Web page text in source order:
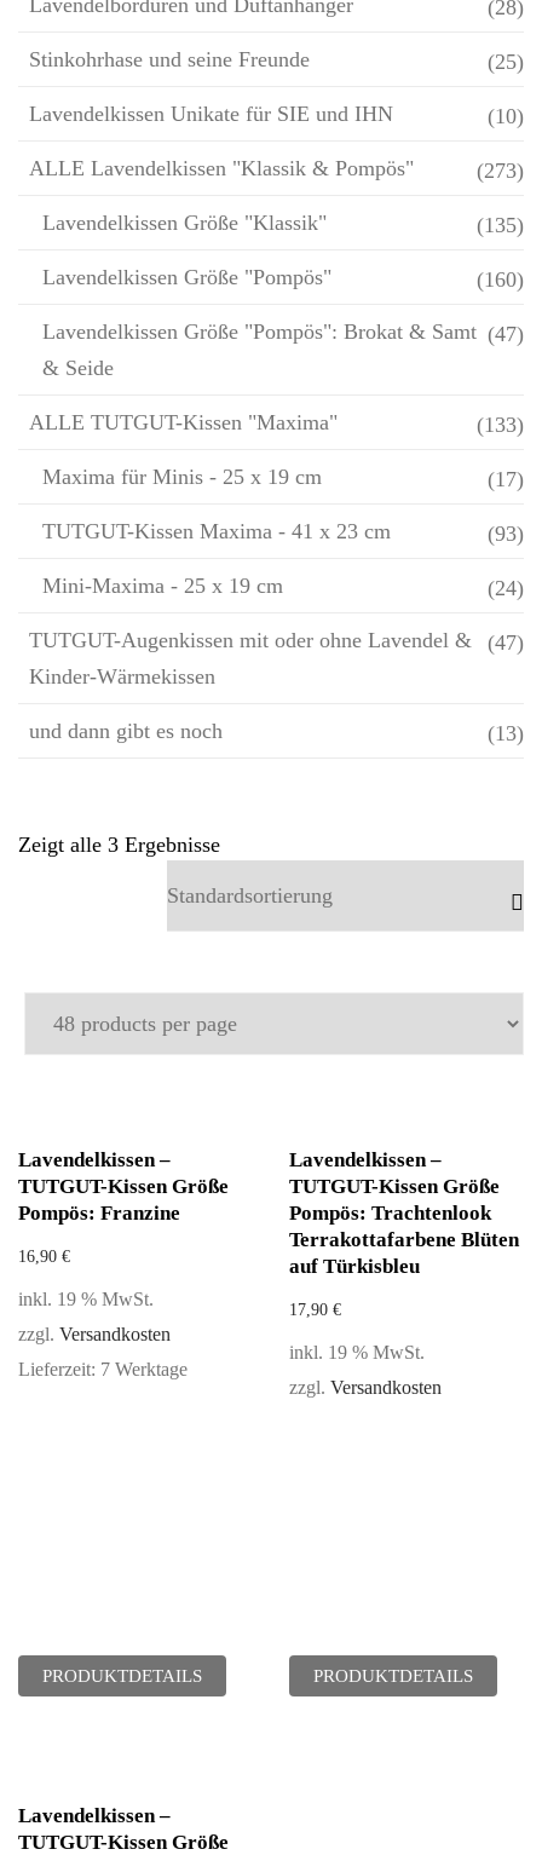
Lavendelbordüren und Duftanhänger (28)
Stinkohrhase und seine Freunde (25)
Lavendelkissen Unikate für SIE und IHN (10)
ALLE Lavendelkissen "Klassik & Pompös" (273)
Lavendelkissen Größe "Klassik" (135)
Lavendelkissen Größe "Pompös" (160)
Lavendelkissen Größe "Pompös": Brokat & Samt
& Seide
(47)
ALLE TUTGUT-Kissen "Maxima" (133)
Maxima für Minis - 25 x 19 cm (17)
TUTGUT-Kissen Maxima - 41 x 23 cm (93)
Mini-Maxima - 25 x 19 cm (24)
TUTGUT-Augenkissen mit oder ohne Lavendel &
Kinder-Wärmekissen
(47)
und dann gibt es noch (13)
Zeigt alle 3 Ergebnisse
Lavendelkissen –
TUTGUT-Kissen Größe
Pompös: Franzine
16,90 €
inkl. 19 % MwSt.
zzgl. Versandkosten
Lieferzeit: 7 Werktage
PRODUKTDETAILS
Lavendelkissen –
TUTGUT-Kissen Größe
Pompös: Trachtenlook
Terrakottafarbene Blüten
auf Türkisbleu
17,90 €
inkl. 19 % MwSt.
zzgl. Versandkosten
PRODUKTDETAILS
Lavendelkissen –
TUTGUT-Kissen Größe